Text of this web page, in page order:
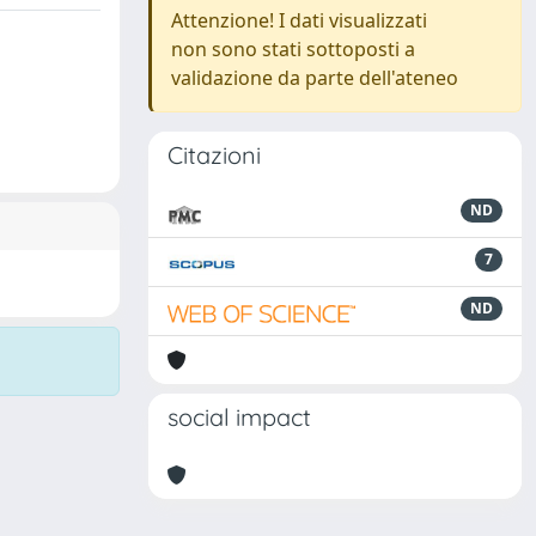
Attenzione! I dati visualizzati
non sono stati sottoposti a
validazione da parte dell'ateneo
Citazioni
ND
7
ND
social impact